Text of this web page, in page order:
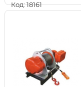
Код: 18161